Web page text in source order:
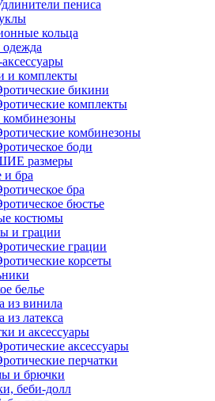
пениса
кольца
одежда
и комплекты
бикини
комплекты
комбинезоны
боди
размеры
и бра
бра
бюстье
костюмы
и грации
грации
корсеты
белье
из винила
из латекса
и аксессуары
аксессуары
перчатки
и брючки
беби-долл